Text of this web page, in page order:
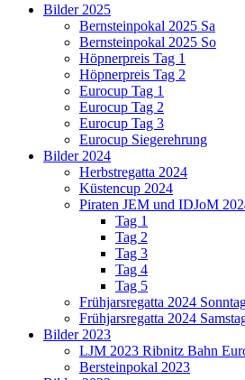
Bilder 2025
Bernsteinpokal 2025 Sa
Bernsteinpokal 2025 So
Höpnerpreis Tag 1
Höpnerpreis Tag 2
Eurocup Tag 1
Eurocup Tag 2
Eurocup Tag 3
Eurocup Siegerehrung
Bilder 2024
Herbstregatta 2024
Küstencup 2024
Piraten JEM und IDJoM
Tag 1
Tag 2
Tag 3
Tag 4
Tag 5
Frühjarsregatta 2024
Frühjarsregatta 2024
Bilder 2023
LJM 2023 Ribnitz Bahn
Bersteinpokal 2023